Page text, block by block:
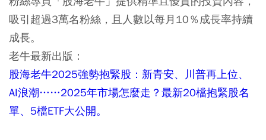
吸引超過3萬名粉絲，且人數以每月10％成長率持續
成長。
老牛最新出版：
股海老牛2025強勢抱緊股：新青安、川普再上位、
AI浪潮……2025年市場怎麼走？最新20檔抱緊股名
單、5檔ETF大公開。